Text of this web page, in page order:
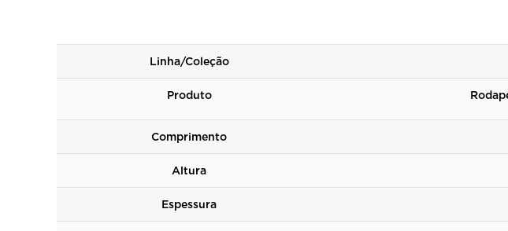
Linha/Coleção
Produto
Comprimento
Altura
Espessura